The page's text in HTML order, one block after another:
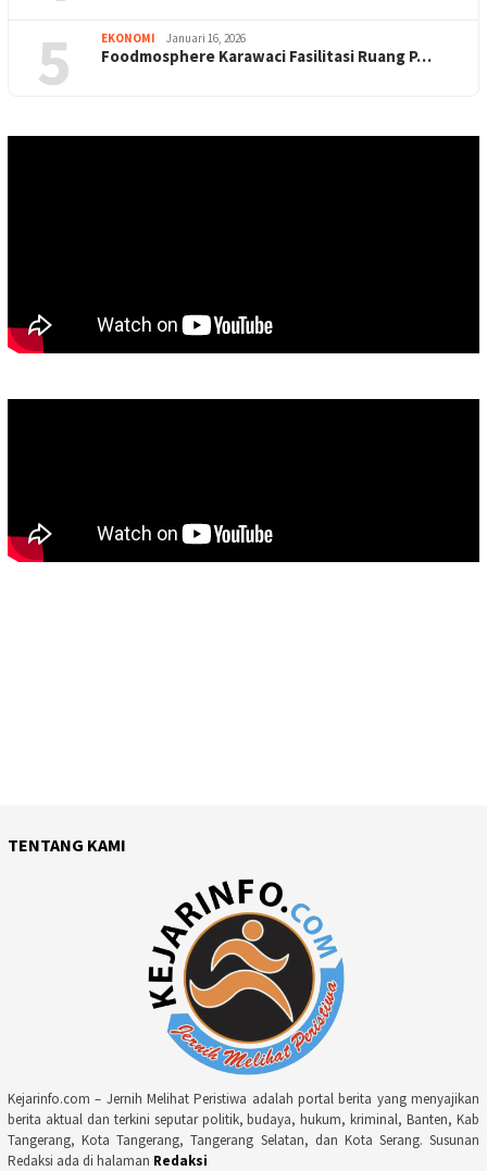
5 EKONOMI Januari 16, 2026
Foodmosphere Karawaci Fasilitasi Ruang P…
TENTANG KAMI
Kejarinfo.com – Jernih Melihat Peristiwa adalah portal berita yang menyajikan
berita aktual dan terkini seputar politik, budaya, hukum, kriminal, Banten, Kab
Tangerang, Kota Tangerang, Tangerang Selatan, dan Kota Serang. Susunan
Redaksi ada di halaman Redaksi